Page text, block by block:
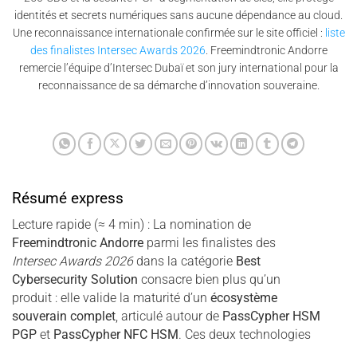
identités et secrets numériques sans aucune dépendance au cloud.
Une reconnaissance internationale confirmée sur le site officiel : liste
des finalistes Intersec Awards 2026 . Freemindtronic Andorre
remercie l’équipe d’Intersec Dubaï et son jury international pour la
reconnaissance de sa démarche d’innovation souveraine.
Résumé express
Lecture rapide (≈ 4 min) : La nomination de
Freemindtronic Andorre parmi les finalistes des
Intersec Awards 2026dans la catégorie Best
Cybersecurity Solution consacre bien plus qu’un
produit : elle valide la maturité d’un écosystème
souverain complet, articulé autour de PassCypher HSM
PGP et PassCypher NFC HSM. Ces deux technologies